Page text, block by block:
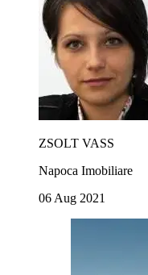
ZSOLT VASS
Napoca Imobiliare
06 Aug 2021